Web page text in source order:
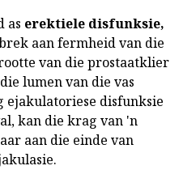
as erektiele disfunksie,
aan fermheid van die
van die prostaatklier
lumen van die vas
disfunksie
kan die krag van 'n
aan die einde van